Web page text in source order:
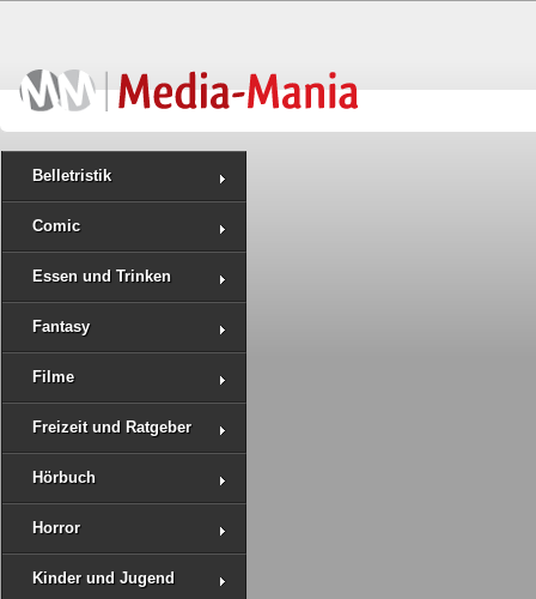
Belletristik
Comic
Essen und Trinken
Fantasy
Filme
Freizeit und Ratgeber
Hörbuch
Horror
Kinder und Jugend